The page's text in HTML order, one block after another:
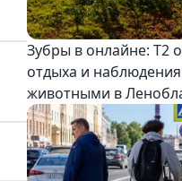
Зубры в онлайне: Т2
отдыха и
животными в